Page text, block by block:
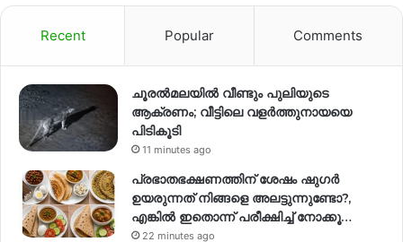
Recent Popular Comments
ചൂരൽമലയിൽ വീണ്ടും പുലിയുടെ
ആക്രണം; വീട്ടിലെ വളർത്തുനായയെ
പിടികൂടി
11 minutes ago
പ്രഭാതഭക്ഷണത്തിന് ശേഷം ഷുഗർ
ഉയരുന്നത് നിങ്ങളെ അലട്ടുന്നുണ്ടോ?,
എങ്കിൽ ഇതൊന്ന് പരീക്ഷിച്ച് നോക്കൂ…
22 minutes ago